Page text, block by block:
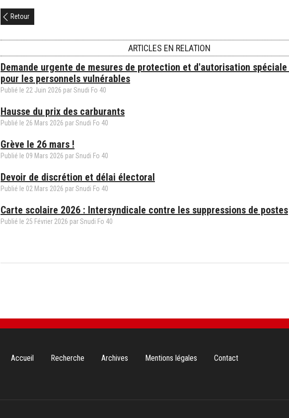
Retour
ARTICLES EN RELATION
Demande urgente de mesures de protection et d'autorisation spéciale
pour les personnels vulnérables
Publié le 22 Juin 2026 par Snudi Fo 40
Hausse du prix des carburants
Publié le 26 Mars 2026 par Snudi Fo 40
Grève le 26 mars !
Publié le 09 Mars 2026 par Snudi Fo 40
Devoir de discrétion et délai électoral
Publié le 02 Mars 2026 par Snudi Fo 40
Carte scolaire 2026 : Intersyndicale contre les suppressions de postes
Publié le 25 Février 2026 par Snudi Fo 40
Aller
Accueil Recherche Archives Mentions légales Contact